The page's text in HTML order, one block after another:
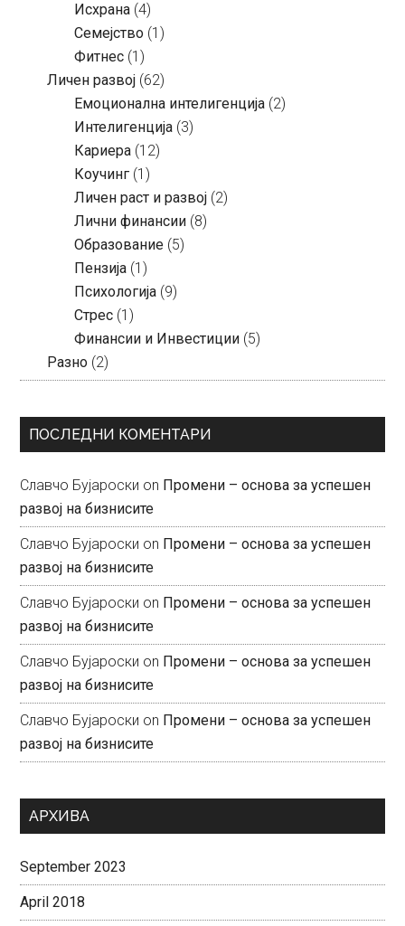
Исхрана (4)
Семејство (1)
Фитнес (1)
Личен развој (62)
Емоционална интелигенција (2)
Интелигенција (3)
Кариера (12)
Коучинг (1)
Личен раст и развој (2)
Лични финансии (8)
Образование (5)
Пензија (1)
Психологија (9)
Стрес (1)
Финансии и Инвестиции (5)
Разно (2)
ПОСЛЕДНИ КОМЕНТАРИ
Славчо Бујароски on Промени – основа за успешен
развој на бизнисите
Славчо Бујароски on Промени – основа за успешен
развој на бизнисите
Славчо Бујароски on Промени – основа за успешен
развој на бизнисите
Славчо Бујароски on Промени – основа за успешен
развој на бизнисите
Славчо Бујароски on Промени – основа за успешен
развој на бизнисите
АРХИВА
September 2023
April 2018